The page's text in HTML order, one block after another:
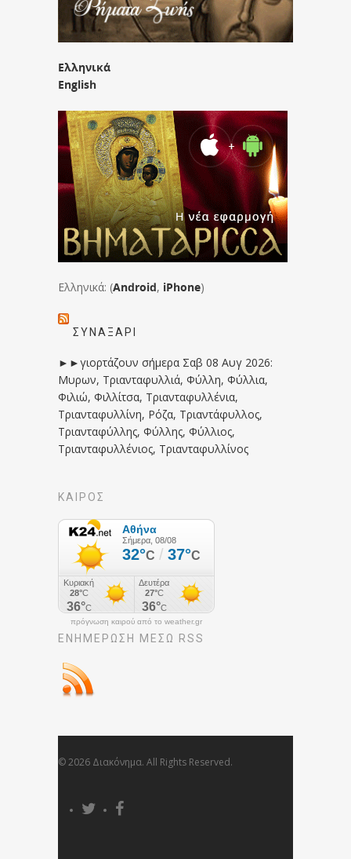
Ελληνικά
English
Ελληνικά: (Android, iPhone)
ΣΥΝΑΞΆΡΙ
►►γιορτάζουν σήμερα Σαβ 08 Αυγ 2026:
Μυρων, Τριανταφυλλιά, Φύλλη, Φύλλια,
Φιλιώ, Φιλλίτσα, Τριανταφυλλένια,
Τριανταφυλλίνη, Ρόζα, Τριαντάφυλλος,
Τριανταφύλλης, Φύλλης, Φύλλιος,
Τριανταφυλλένιος, Τριανταφυλλίνος
ΚΑΙΡΟΣ
πρόγνωση καιρού από το weather.gr
ΕΝΗΜΈΡΩΣΉ ΜΕΣΩ RSS
© 2026 Διακόνημα. All Rights Reserved.